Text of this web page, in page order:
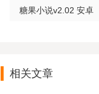
糖果小说v2.02 安卓
相关文章